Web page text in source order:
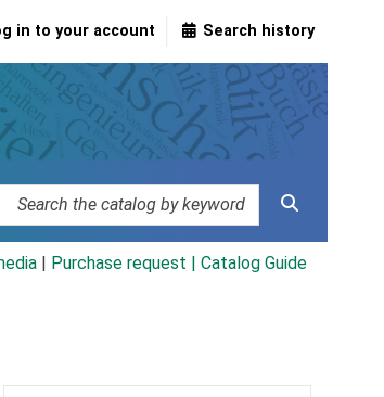
in to your account Search history
Purchase request | Catalog Guide